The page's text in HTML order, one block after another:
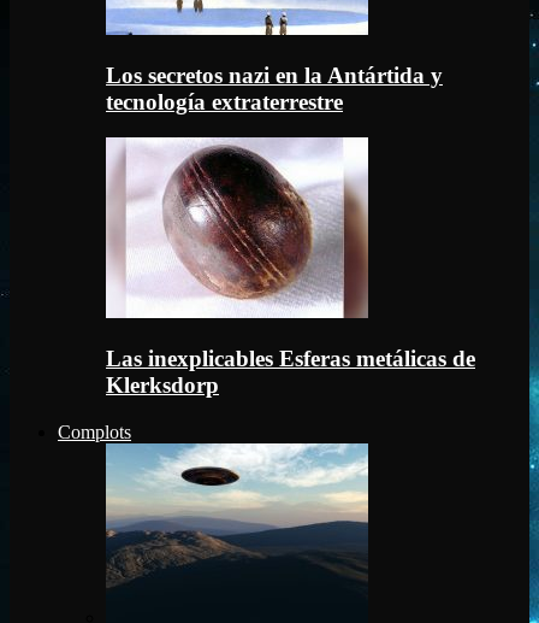
Los secretos nazi en la Antártida y
tecnología extraterrestre
Las inexplicables Esferas metálicas de
Klerksdorp
Complots